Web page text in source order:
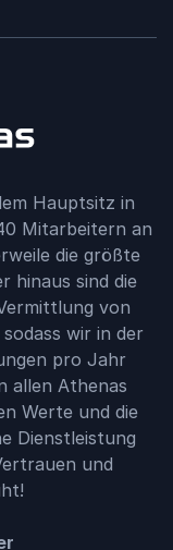
Hauptsitz in
Mitarbeitern an
die größte
hinaus sind die
von
wir in der
pro Jahr
allen Athenas
Werte und die
Dienstleistung
und